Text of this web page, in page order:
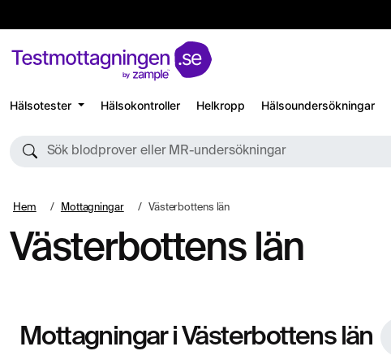
Hälsotester Hälsokontroller Helkropp Hälsoundersökningar
Sök blodprover eller MR-undersökningar
Hem Mottagningar Västerbottens län
Västerbottens län
Mottagningar i Västerbottens län